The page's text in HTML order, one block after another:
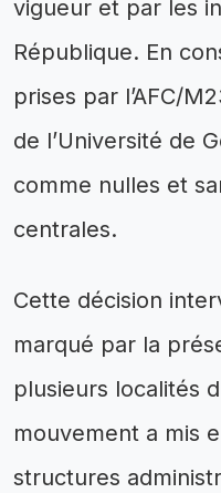
vigueur et par les
République. En
prises par l’AFC/
de l’Université de
comme nulles et
centrales.
Cette décision
marqué par la
plusieurs localités
mouvement a mis
structures